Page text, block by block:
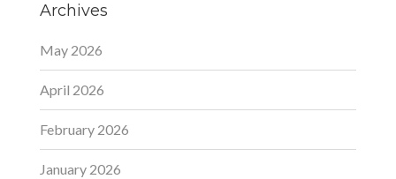
Archives
May 2026
April 2026
February 2026
January 2026